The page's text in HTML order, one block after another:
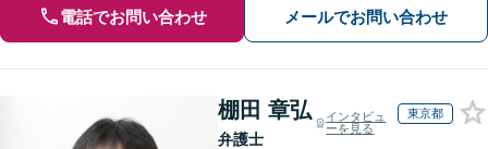
電話でお問い合わせ メールでお問い合わせ
棚田 章弘
弁護士
インタビュ
ーを見る
東京都